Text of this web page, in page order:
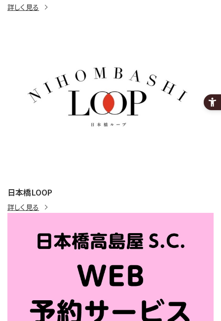
詳しく見る
日本橋LOOP
詳しく見る